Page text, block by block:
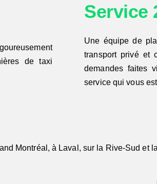
de taxi
Service
Une équipe de
transport privé et
demandes faites
service qui vous
Montréal, à Laval, sur la Rive-Sud et